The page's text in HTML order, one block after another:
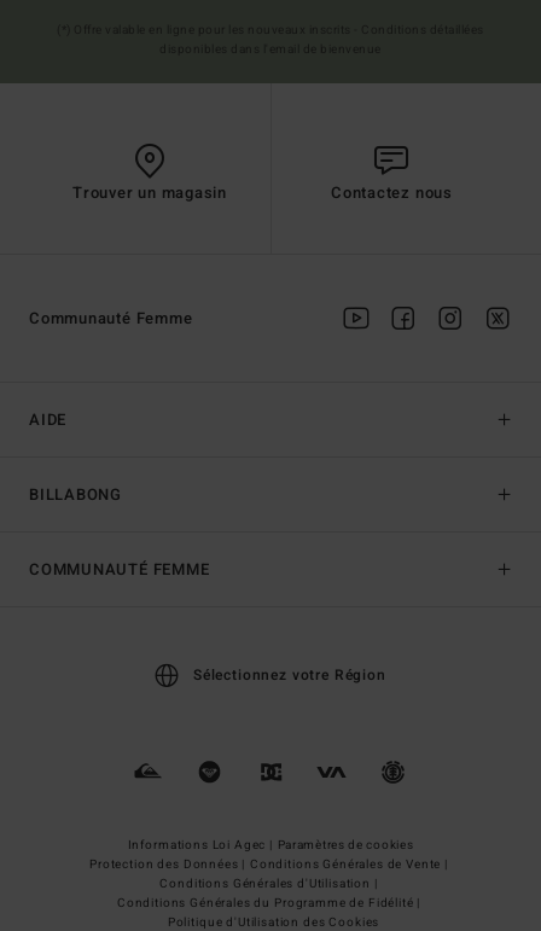
Trouver un magasin Contactez nous
AIDE
BILLABONG
Communauté Femme
COMMUNAUTÉ FEMME
Sélectionnez votre Région
Informations Loi Agec | Paramètres de cookies
Protection des Données | Conditions Générales de Vente |
Conditions Générales d'Utilisation |
Conditions Générales du Programme de Fidélité |
Politique d'Utilisation des Cookies